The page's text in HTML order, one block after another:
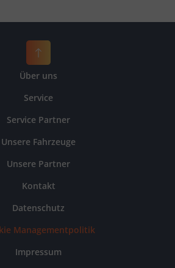
Über uns
Service
Service Partner
Unsere Fahrzeuge
Unsere Partner
Kontakt
Datenschutz
Managementpolitik
Impressum